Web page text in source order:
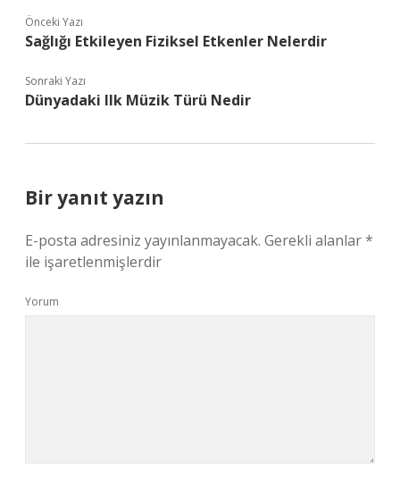
Önceki Yazı
Sağlığı Etkileyen Fiziksel Etkenler Nelerdir
Sonraki Yazı
Dünyadaki Ilk Müzik Türü Nedir
Bir yanıt yazın
E-posta adresiniz yayınlanmayacak. Gerekli alanlar*
ile işaretlenmişlerdir
Yorum